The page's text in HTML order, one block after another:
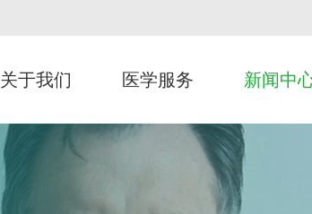
关于我们 医学服务 新闻中